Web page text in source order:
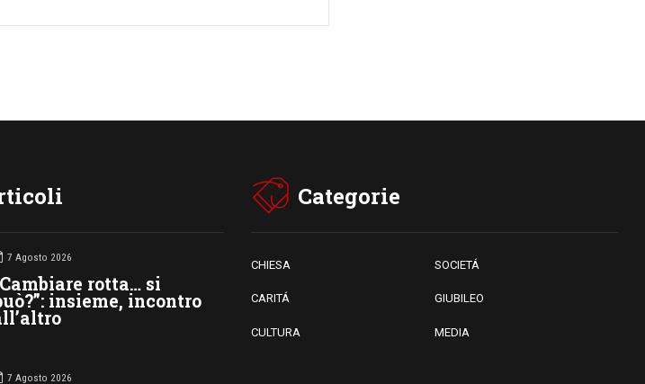
7 Agosto 2026
rotta… si
insieme, incontro
7 Agosto 2026
Categorie
CHIESA SOCIETÁ
CARITÁ GIUBILEO
CULTURA MEDIA